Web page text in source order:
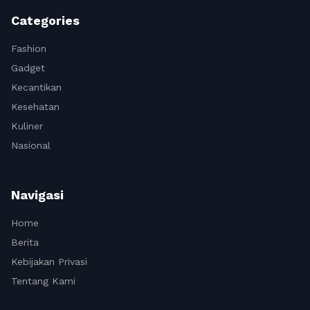
Categories
Fashion
Gadget
Kecantikan
Kesehatan
Kuliner
Nasional
Navigasi
Home
Berita
Kebijakan Privasi
Tentang Kami